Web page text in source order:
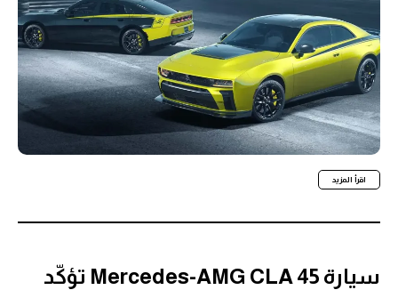
اقرأ المزيد
سيارة Mercedes-AMG CLA 45 تؤكّد